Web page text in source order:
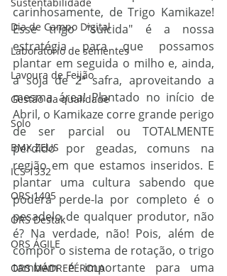
Dia de Campo Digital
Laboratório de sementes
Lavoura de Feijão
Gestão da qualidade
Solo
BMX ZEUS
ICS 1332
ORS 1405
ORS Destak
ORS ÁGILE
ORS MADREPÉROLA
carinhosamente, de Trigo Kamikaze!
Esse trigo "suicida" é a nossa
estratégia para que possamos
plantar em seguida o milho e, ainda,
a soja de 2ª safra, aproveitando a
mesma área! Plantado no início de
Abril, o Kamikaze corre grande perigo
de ser parcial ou TOTALMENTE
perdido por geadas, comuns na
região em que estamos inseridos. E
plantar uma cultura sabendo que
poderá perde-la por completo é o
pesadelo de qualquer produtor, não
é? Na verdade, não! Pois, além de
compor o sistema de rotação, o trigo
também é importante para uma